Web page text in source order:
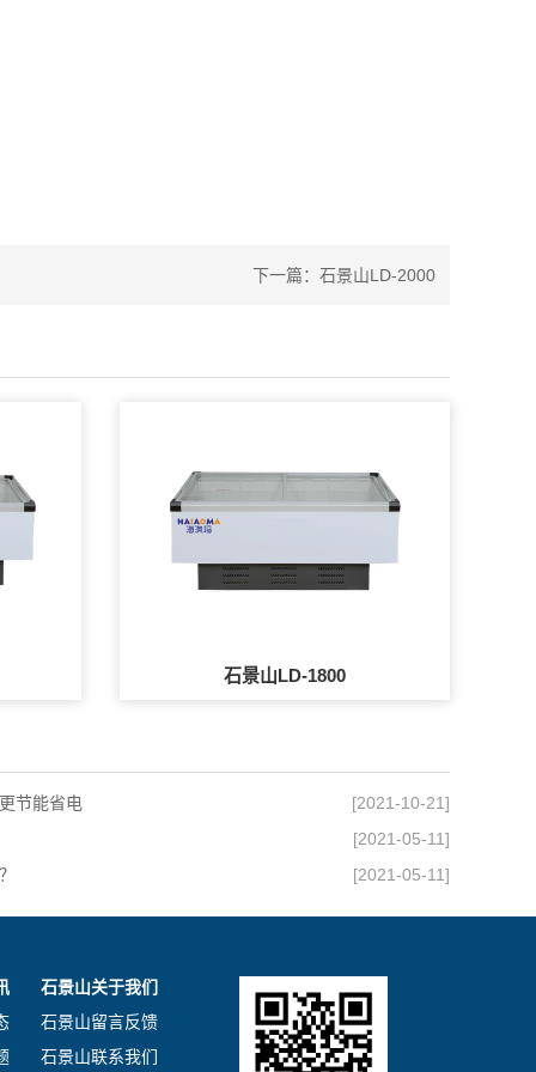
下一篇： 石景山LD-2000
石景山LD-1800
节能省电
[2021-10-21]
[2021-05-11]
[2021-05-11]
石景山关于我们
石景山留言反馈
石景山联系我们